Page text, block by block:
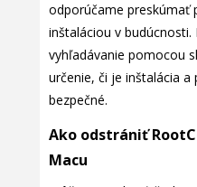
odporúčame preskúmať
inštaláciou v
vyhľadávanie pomocou
určenie, či je inštalácia
bezpečné.
Ako odstrániť
Macu